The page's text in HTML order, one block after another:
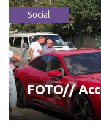
Social
FOTO//